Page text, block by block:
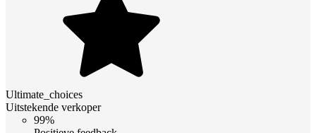
Ultimate_choices
Uitstekende verkoper
99%